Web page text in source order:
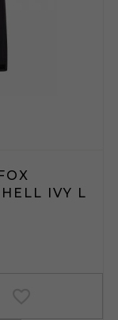
IVY L